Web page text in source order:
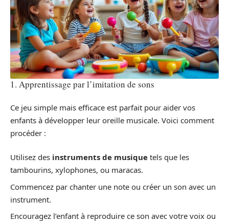
1. Apprentissage par l’imitation de sons
Ce jeu simple mais efficace est parfait pour aider vos
enfants à développer leur oreille musicale. Voici comment
procéder :
Utilisez des instruments de musique tels que les
tambourins, xylophones, ou maracas.
Commencez par chanter une note ou créer un son avec un
instrument.
Encouragez l’enfant à reproduire ce son avec votre voix ou